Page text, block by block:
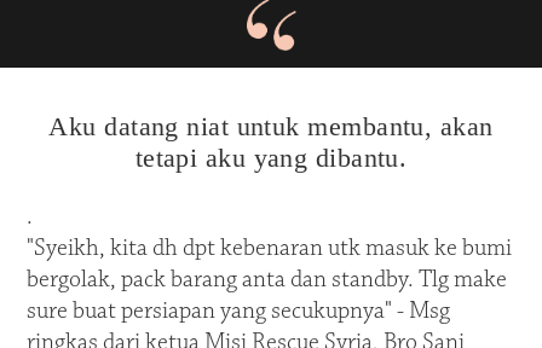
Aku datang niat untuk membantu, akan
tetapi aku yang dibantu.
.
"Syeikh, kita dh dpt kebenaran utk masuk ke bumi
bergolak, pack barang anta dan standby. Tlg make
sure buat persiapan yang secukupnya" - Msg